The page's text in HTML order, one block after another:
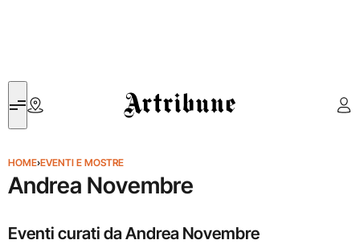
Artribune
HOME›EVENTI E MOSTRE
Andrea Novembre
Eventi curati da Andrea Novembre